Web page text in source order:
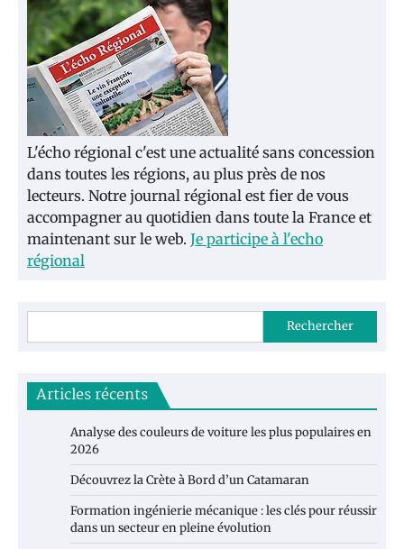
L'écho régional c'est une actualité sans concession
dans toutes les régions, au plus près de nos
lecteurs. Notre journal régional est fier de vous
accompagner au quotidien dans toute la France et
maintenant sur le web. Je participe à l'echo
régional
Rechercher
Articles récents
Analyse des couleurs de voiture les plus populaires en
2026
Découvrez la Crète à Bord d’un Catamaran
Formation ingénierie mécanique : les clés pour réussir
dans un secteur en pleine évolution